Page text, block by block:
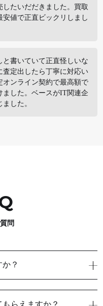
たいだだきました。買取
安値で正直ビックリしまし
と書いていて正直怪しいな
査定出したら丁寧に対応い
オンライン契約で最高額で
ました。ベースがIT関連企
した。
問
？
らえますか？